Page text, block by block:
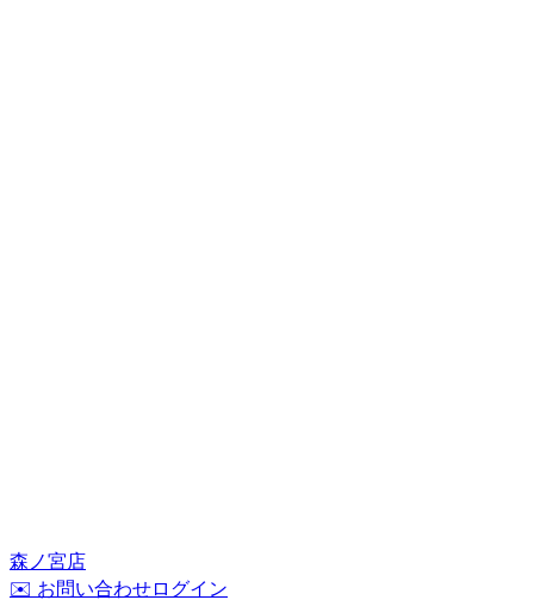
森ノ宮店
✉️ お問い合わせログイン